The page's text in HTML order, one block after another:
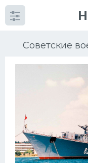
Советские
Разное